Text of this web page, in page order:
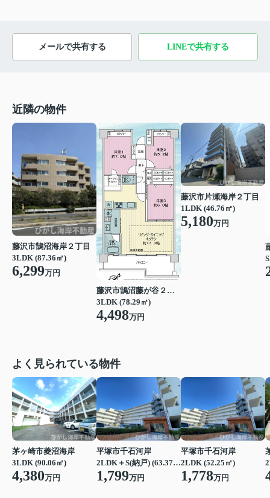
メールで共有する LINEで共有する
近隣の物件
藤沢市鵠沼海岸２丁目
3LDK (87.36㎡)
6,299万円
藤沢市鵠沼藤が谷２丁目
3LDK (78.29㎡)
4,498万円
藤沢市片瀬海岸２丁目
1LDK (46.76㎡)
5,180万円
よく見られている物件
茅ヶ崎市菱沼海岸
3LDK (90.06㎡)
4,380万円
平塚市千石河岸
2LDK＋S(納戸) (63.37㎡)
1,799万円
平塚市千石河岸
2LDK (52.25㎡)
1,778万円